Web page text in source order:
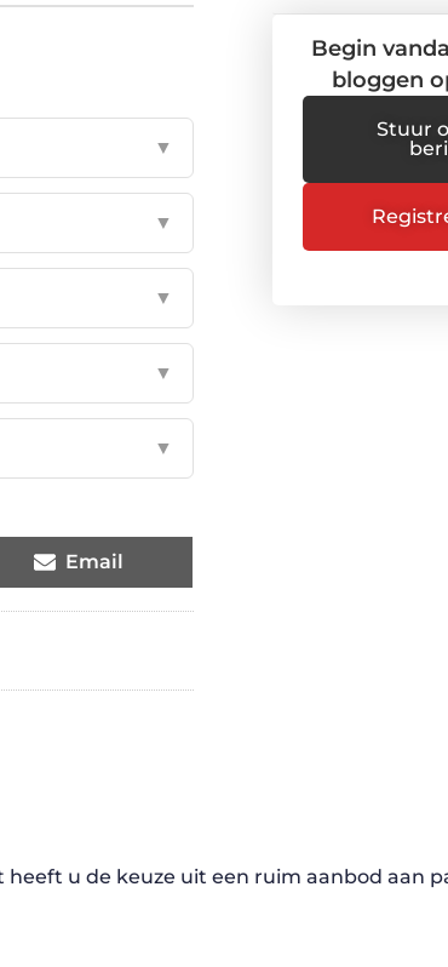
▼
▼
▼
▼
▼
Email
Begin
bloggen
Stuur
heeft u de keuze uit een ruim aanbod aan